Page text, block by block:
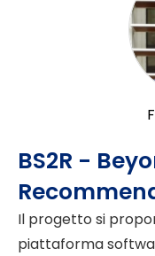
BS2R -
Il progetto si
piattaforma